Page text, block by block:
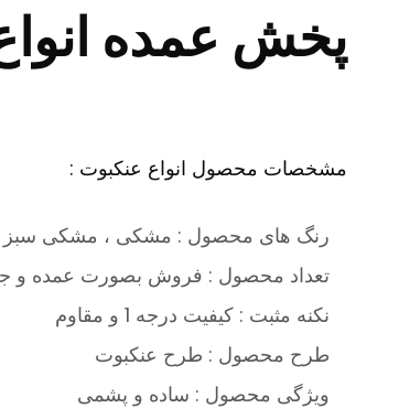
پخش عمده
مشخصات محصول انواع عنکبوت :
رنگ های محصول : مشکی ، مشکی سبز
تعداد محصول : فروش بصورت عمده و
نکنه مثبت : کیفیت درجه 1 و مقاوم
طرح محصول : طرح عنکبوت
ویژگی محصول : ساده و پشمی